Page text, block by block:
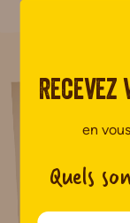
en
Quels